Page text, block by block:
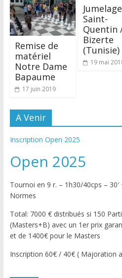
Remise de
matériel
Notre Dame
Bapaume
17 juin 2019
Jumelage
Saint-
Quentin
Bizerte
(Tunisie)
19 mai
A Venir
Inscription Open 2025
Open 2025
Tournoi en 9 r. – 1h30/40cps –
Normes
Total: 7000 € distribués si 150
(Masters+B) avec un 1er prix
et de 1400€ pour le Masters
Inscription 60€ / 40€ ( Majoration